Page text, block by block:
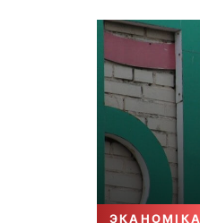
ЭКАНОМІКА